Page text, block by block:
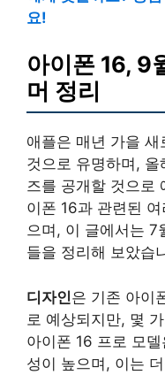
요!
아이폰 16, 9
머 정리
애플은 매년 가을
것으로 유명하며,
즈를 공개할 것으로
이폰 16과 관련된
으며, 이 글에서는 7
들을 정리해 보았습
디자인은 기존 아이
로 예상되지만, 몇
아이폰 16 프로 모
성이 높으며, 이는